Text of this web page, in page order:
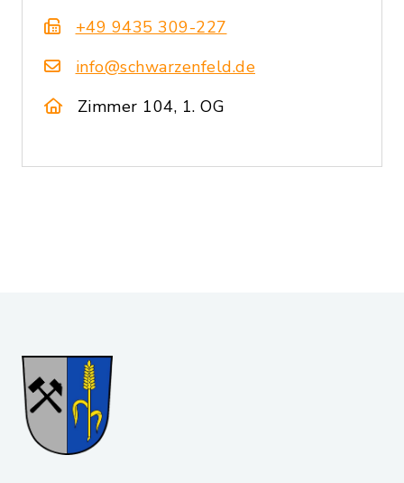
+49 9435 309-227
info@schwarzenfeld.de
Zimmer 104, 1. OG